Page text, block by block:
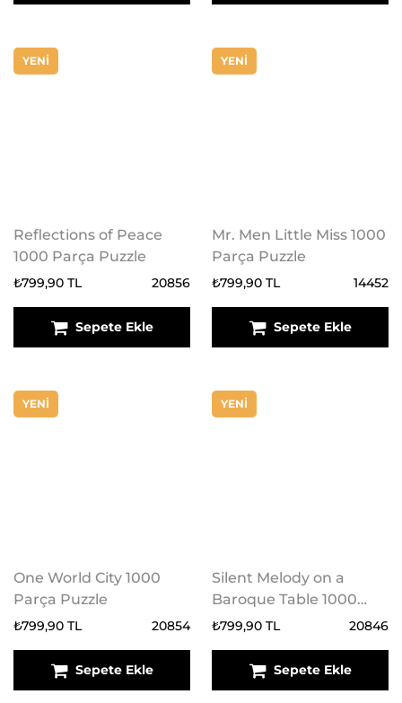
YENİ
Reflections of Peace
1000 Parça Puzzle
₺799,90 TL 20856
Sepete Ekle
YENİ
Mr. Men Little Miss 1000
Parça Puzzle
₺799,90 TL 14452
Sepete Ekle
YENİ
One World City 1000
Parça Puzzle
₺799,90 TL 20854
Sepete Ekle
YENİ
Silent Melody on a
Baroque Table 1000
Parça Puzzle
₺799,90 TL 20846
Sepete Ekle